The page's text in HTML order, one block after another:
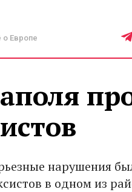
о Европе
нарушения
в одном из